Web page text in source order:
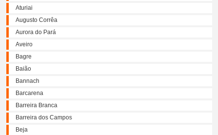
Aturiai
Augusto Corrêa
Aurora do Pará
Aveiro
Bagre
Baião
Bannach
Barcarena
Barreira Branca
Barreira dos Campos
Beja